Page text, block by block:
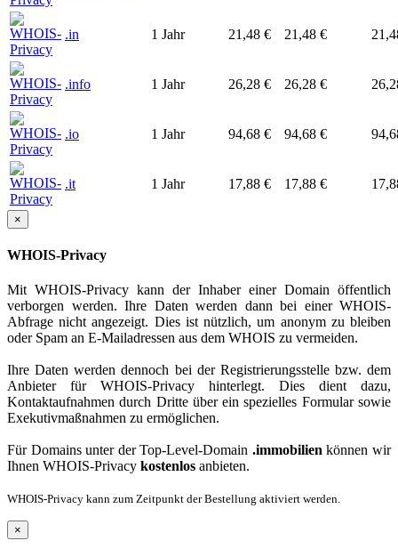
.in 1 Jahr 21,48 € 21,48 €
.info 1 Jahr 26,28 € 26,28 €
.io 1 Jahr 94,68 € 94,68 €
.it 1 Jahr 17,88 € 17,88 €
×
WHOIS-Privacy
Mit WHOIS-Privacy kann der Inhaber einer Domain öffentlich
verborgen werden. Ihre Daten werden dann bei einer WHOIS-
Abfrage nicht angezeigt. Dies ist nützlich, um anonym zu bleiben
oder Spam an E-Mailadressen aus dem WHOIS zu vermeiden.
Ihre Daten werden dennoch bei der Registrierungsstelle bzw. dem
Anbieter für WHOIS-Privacy hinterlegt. Dies dient dazu,
Kontaktaufnahmen durch Dritte über ein spezielles Formular sowie
Exekutivmaßnahmen zu ermöglichen.
Für Domains unter der Top-Level-Domain .immobilienkönnen wir
Ihnen WHOIS-Privacy kostenlos anbieten.
WHOIS-Privacy kann zum Zeitpunkt der Bestellung aktiviert werden.
×